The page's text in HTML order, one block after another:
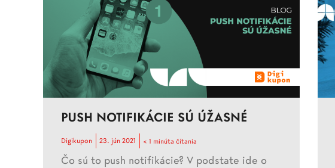
PUSH NOTIFIKÁCIE SÚ ÚŽASNÉ
Digikupon 23. jún 2021 < 1 minúta čítania
Čo sú to push notifikácie? V podstate ide o